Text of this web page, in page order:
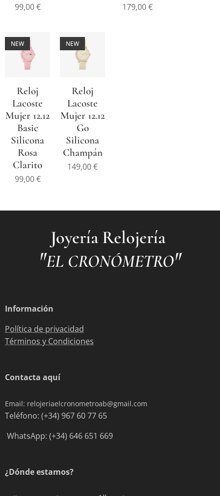
99,00€ 179,00€
Reloj
Lacoste
Mujer 12.12
Basic
Silicona
Rosa
Clarito
NEW
99,00€
Reloj
Lacoste
Mujer 12.12
Go
Silicona
Champán
NEW
149,00€
Joyería Relojería
"EL CRONÓMETRO"
Información
Política de privacidad
Términos y Condiciones
Contacta aquí
Email: relojeriaelcronometroab@gmail.com
Teléfono: (+34) 967 60 77 65
WhatsApp: (+34) 646 651 669
¿Dónde estamos?